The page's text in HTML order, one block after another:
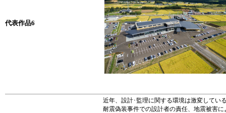
代表作品6
近年、設計･監理に関する環境は激変してい
耐震偽装事件での設計者の責任、地震被害